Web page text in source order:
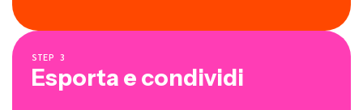
STEP 3
Esporta e condividi